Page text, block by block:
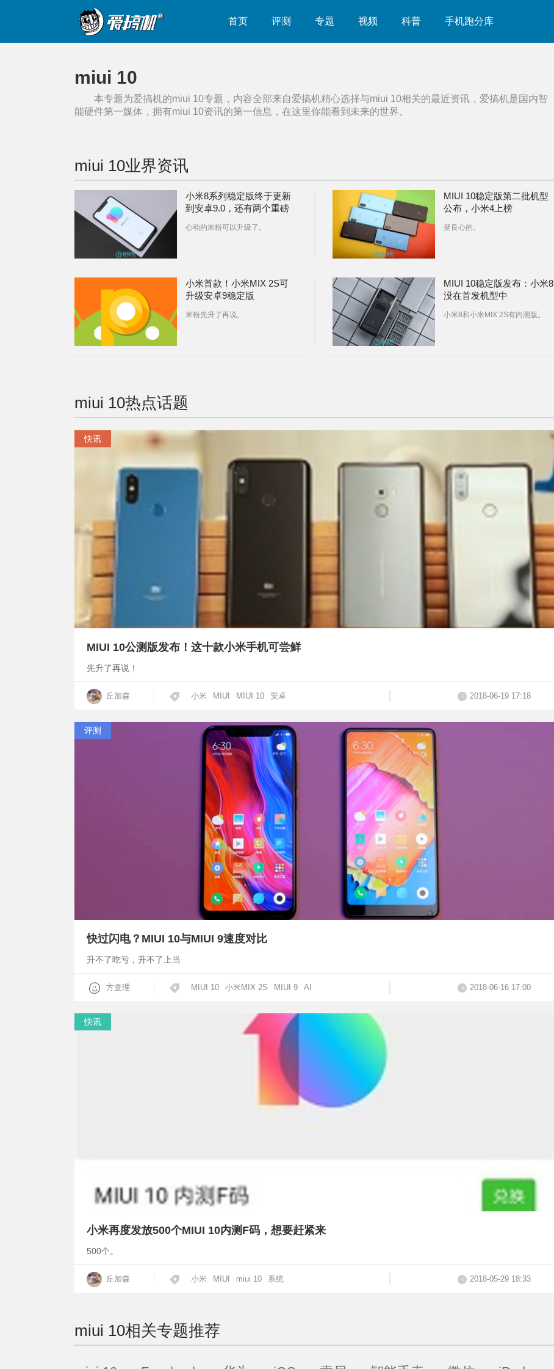
首页 评测 专题 视频 科普 手机跑分库
miui 10
本专题为爱搞机的miui 10专题，内容全部来自爱搞机精心选择与miui 10相关的最近资讯，爱搞机是国内智
能硬件第一媒体，拥有miui 10资讯的第一信息，在这里你能看到未来的世界。
miui 10业界资讯
小米8系列稳定版终于更新
到安卓9.0，还有两个重磅
心动的米粉可以升级了。
MIUI 10稳定版第二批机型
公布，小米4上榜
挺良心的。
小米首款！小米MIX 2S可
升级安卓9稳定版
米粉先升了再说。
MIUI 10稳定版发布：小米8
没在首发机型中
小米8和小米MIX 2S有内测版。
miui 10热点话题
快讯
MIUI 10公测版发布！这十款小米手机可尝鲜
先升了再说！
丘加森 小米 MIUI MIUI 10 安卓 2018-06-19 17:18
评测
快过闪电？MIUI 10与MIUI 9速度对比
升不了吃亏，升不了上当
方查理 MIUI 10 小米MIX 2S MIUI 9 AI 2018-06-16 17:00
快讯
小米再度发放500个MIUI 10内测F码，想要赶紧来
500个。
丘加森 小米 MIUI miui 10 系统 2018-05-29 18:33
miui 10相关专题推荐